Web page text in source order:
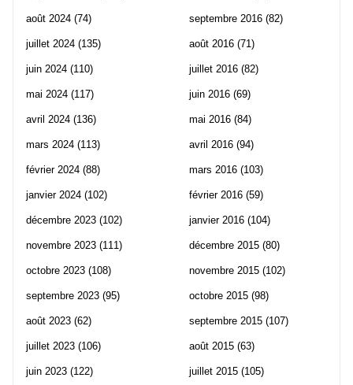
août 2024 (74)
juillet 2024 (135)
juin 2024 (110)
mai 2024 (117)
avril 2024 (136)
mars 2024 (113)
février 2024 (88)
janvier 2024 (102)
décembre 2023 (102)
novembre 2023 (111)
octobre 2023 (108)
septembre 2023 (95)
août 2023 (62)
juillet 2023 (106)
juin 2023 (122)
septembre 2016 (82)
août 2016 (71)
juillet 2016 (82)
juin 2016 (69)
mai 2016 (84)
avril 2016 (94)
mars 2016 (103)
février 2016 (59)
janvier 2016 (104)
décembre 2015 (80)
novembre 2015 (102)
octobre 2015 (98)
septembre 2015 (107)
août 2015 (63)
juillet 2015 (105)